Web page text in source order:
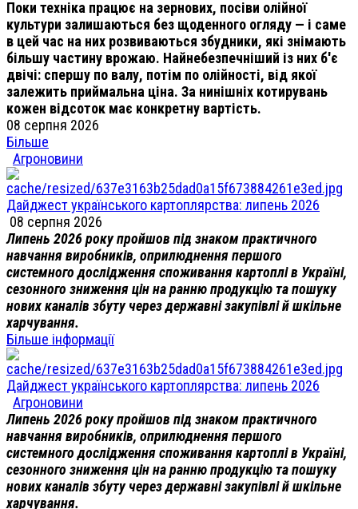
Поки техніка працює на зернових, посіви олійної
культури залишаються без щоденного огляду — і саме
в цей час на них розвиваються збудники, які знімають
більшу частину врожаю. Найнебезпечніший із них б'є
двічі: спершу по валу, потім по олійності, від якої
залежить приймальна ціна. За нинішніх котирувань
кожен відсоток має конкретну вартість.
08 серпня 2026
Більше
Агроновини
Дайджест українського картоплярства: липень 2026
08 серпня 2026
Липень 2026 року пройшов під знаком практичного
навчання виробників, оприлюднення першого
системного дослідження споживання картоплі в Україні,
сезонного зниження цін на ранню продукцію та пошуку
нових каналів збуту через державні закупівлі й шкільне
харчування.
Більше інформації
Дайджест українського картоплярства: липень 2026
Агроновини
Липень 2026 року пройшов під знаком практичного
навчання виробників, оприлюднення першого
системного дослідження споживання картоплі в Україні,
сезонного зниження цін на ранню продукцію та пошуку
нових каналів збуту через державні закупівлі й шкільне
харчування.